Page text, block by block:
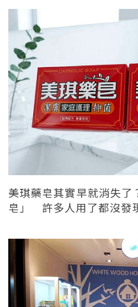
美琪藥皂其實早就消失
皂」 許多人用了都沒發